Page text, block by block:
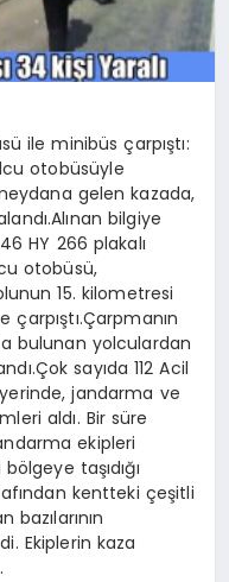
ile minibüs çarpıştı:
otobüsüyle
gelen kazada,
bilgiye
HY 266 plakalı
otobüsü,
15. kilometresi
çarpıştı.Çarpmanın
bulunan yolculardan
sayıda 112 Acil
jandarma ve
aldı. Bir süre
ekipleri
taşıdığı
kentteki çeşitli
bazılarının
Ekiplerin kaza